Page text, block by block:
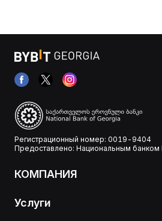
Регистрационный номер: 0019-9404
Предоставлено: Национальным банком
КОМПАНИЯ
Услуги